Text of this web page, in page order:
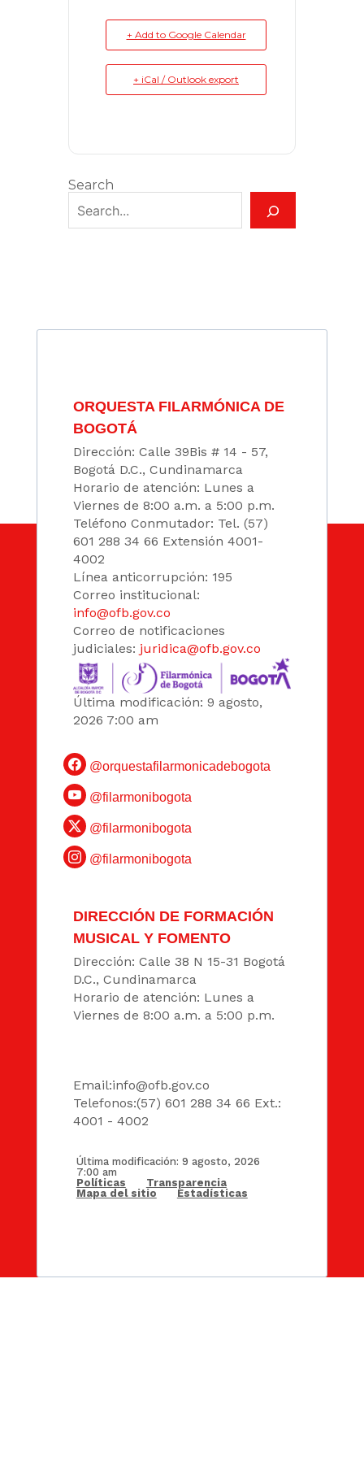
+ Add to Google Calendar
+ iCal / Outlook export
Search
ORQUESTA FILARMÓNICA DE
BOGOTÁ
Dirección: Calle 39Bis # 14 - 57,
Bogotá D.C., Cundinamarca
Horario de atención: Lunes a
Viernes de 8:00 a.m. a 5:00 p.m.
Teléfono Conmutador: Tel. (57)
601 288 34 66 Extensión 4001-
4002
Línea anticorrupción: 195
Correo institucional:
info@ofb.gov.co
Correo de notificaciones
judiciales: juridica@ofb.gov.co
Última modificación: 9 agosto,
2026 7:00 am
@orquestafilarmonicadebogota
@filarmonibogota
@filarmonibogota
@filarmonibogota
DIRECCIÓN DE FORMACIÓN
MUSICAL Y FOMENTO
Dirección: Calle 38 N 15-31 Bogotá
D.C., Cundinamarca
Horario de atención: Lunes a
Viernes de 8:00 a.m. a 5:00 p.m.
Email:info@ofb.gov.co
Telefonos:(57) 601 288 34 66 Ext.:
4001 - 4002
Última modificación: 9 agosto, 2026
7:00 am
Políticas
Transparencia
Mapa del sitio
Estadísticas